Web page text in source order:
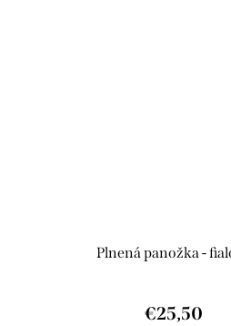
Plnená panožka -
€25,50